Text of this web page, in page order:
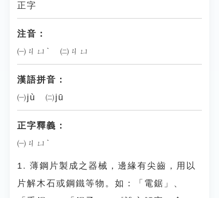
正字
注音：
㈠ㄐㄩˋ ㈡ㄐㄩ
漢語拼音：
㈠jù ㈡jū
正字釋義：
㈠ㄐㄩˋ
1. 薄鋼片製成之器械，邊緣有尖齒，用以
片解木石或鋼鐵等物。如：「電鋸」、